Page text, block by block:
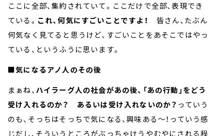
ここに全部、集約されていて。ここだけで全部、表現でき
ている。 これ、何気にすごいことですよ！
皆さん、たぶん
何気なく見てると思うけど、すごいことをあそこではやっ
ている、というふうに思います。
■気になるアノ人のその後
まぁね、 ハイラーグ人の社会があの後、「あの行動」をどう
受け入れるのか？ あるいは受け入れないのか？ っていう
のも、そっちはそっちで気になる、興味ある～！っていう感
じだし、そういうところがぶっちゃけうやむやにされる程